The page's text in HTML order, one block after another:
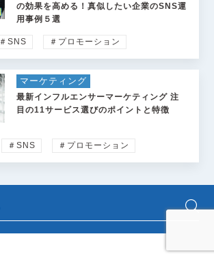
の効果を高める！真似したい企業のSNS運
用事例５選
＃SNS ＃プロモーション
マーケティング
最新インフルエンサーマーケティング 注
目の11サービス選びのポイントと特徴
＃SNS ＃プロモーション